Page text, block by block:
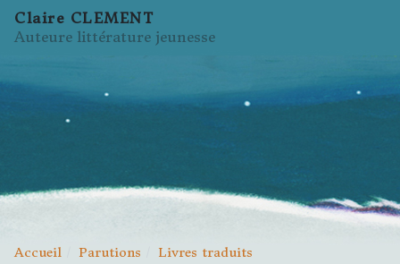
Claire CLEMENT
Auteure littérature jeunesse
Accueil Parutions Livres traduits